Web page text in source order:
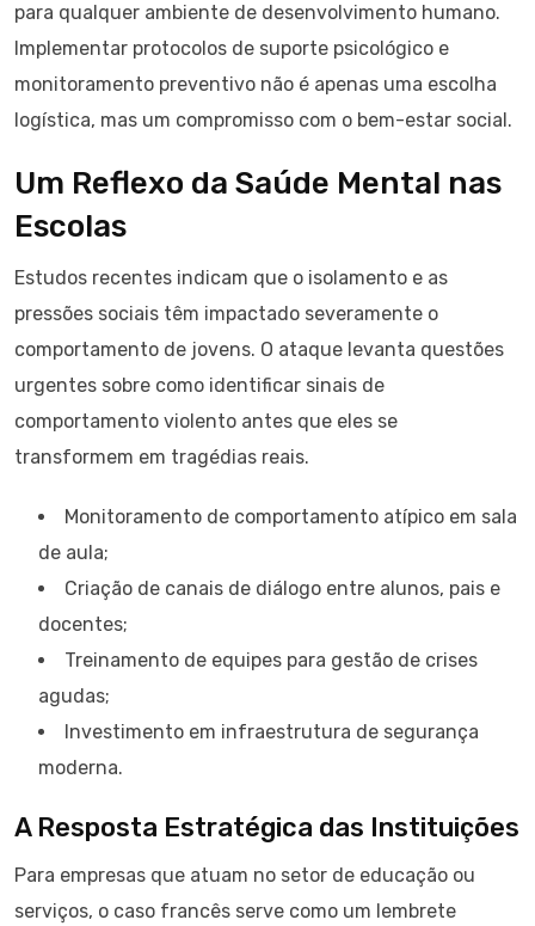
para qualquer ambiente de desenvolvimento humano.
Implementar protocolos de suporte psicológico e
monitoramento preventivo não é apenas uma escolha
logística, mas um compromisso com o bem-estar social.
Um Reflexo da Saúde Mental nas
Escolas
Estudos recentes indicam que o isolamento e as
pressões sociais têm impactado severamente o
comportamento de jovens. O ataque levanta questões
urgentes sobre como identificar sinais de
comportamento violento antes que eles se
transformem em tragédias reais.
Monitoramento de comportamento atípico em sala
de aula;
Criação de canais de diálogo entre alunos, pais e
docentes;
Treinamento de equipes para gestão de crises
agudas;
Investimento em infraestrutura de segurança
moderna.
A Resposta Estratégica das Instituições
Para empresas que atuam no setor de educação ou
serviços, o caso francês serve como um lembrete